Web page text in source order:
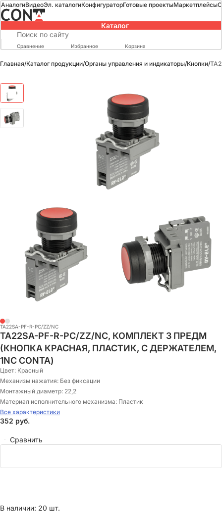
АналогиВидеоЭл. каталогиКонфигураторГотовые проектыМаркетплейсы
Каталог
Сравнение Избранное Корзина
Главная/Каталог продукции/Органы управления и индикаторы/Кнопки/
TA22SA-PF-R-PC/ZZ/NС
TA22SA-PF-R-PC/ZZ/NС, КОМПЛЕКТ 3 ПРЕДМ
(КНОПКА КРАСНАЯ, ПЛАСТИК, С ДЕРЖАТЕЛЕМ,
1NC CONTA)
Цвет: Красный
Механизм нажатия: Без фиксации
Монтажный диаметр: 22,2
Материал исполнительного механизма: Пластик
Все характеристики
352 руб.
Сравнить
В наличии: 20 шт.